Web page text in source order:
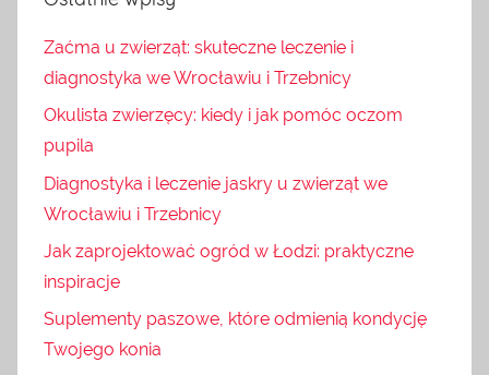
Zaćma u zwierząt: skuteczne leczenie i
diagnostyka we Wrocławiu i Trzebnicy
Okulista zwierzęcy: kiedy i jak pomóc oczom
pupila
Diagnostyka i leczenie jaskry u zwierząt we
Wrocławiu i Trzebnicy
Jak zaprojektować ogród w Łodzi: praktyczne
inspiracje
Suplementy paszowe, które odmienią kondycję
Twojego konia